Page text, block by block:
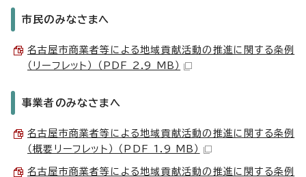
市民のみなさまへ
名古屋市商業者等による地域貢献活動の推進に関する条例
（リーフレット） （PDF 2.9 MB）
事業者のみなさまへ
名古屋市商業者等による地域貢献活動の推進に関する条例
（概要リーフレット） （PDF 1.9 MB）
名古屋市商業者等による地域貢献活動の推進に関する条例